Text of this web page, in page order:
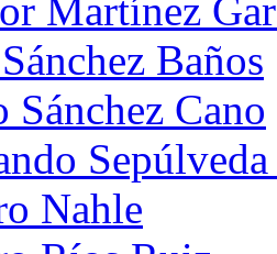
Martínez
Baños
Sánchez Cano
Nahle